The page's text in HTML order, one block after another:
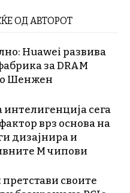
ОД АВТОРОТ
Huawei развива
за DRAM
Шенжен
интелигенција сега
врз основа на
дизајнира и
М чипови
претстави своите